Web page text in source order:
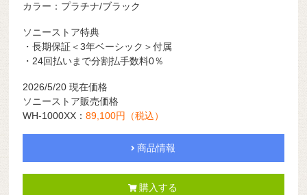
カラー：プラチナ/ブラック
ソニーストア特典
・長期保証＜3年ベーシック＞付属
・24回払いまで分割払手数料0％
2026/5/20 現在価格
ソニーストア販売価格
WH-1000XX：89,100円（税込）
商品情報
購入する